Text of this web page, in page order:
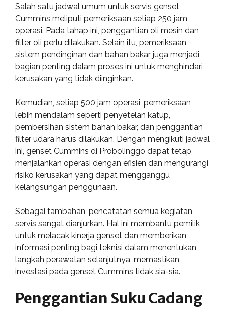
Salah satu jadwal umum untuk servis genset
Cummins meliputi pemeriksaan setiap 250 jam
operasi. Pada tahap ini, penggantian oli mesin dan
filter oli perlu dilakukan. Selain itu, pemeriksaan
sistem pendinginan dan bahan bakar juga menjadi
bagian penting dalam proses ini untuk menghindari
kerusakan yang tidak diinginkan.
Kemudian, setiap 500 jam operasi, pemeriksaan
lebih mendalam seperti penyetelan katup,
pembersihan sistem bahan bakar, dan penggantian
filter udara harus dilakukan. Dengan mengikuti jadwal
ini, genset Cummins di Probolinggo dapat tetap
menjalankan operasi dengan efisien dan mengurangi
risiko kerusakan yang dapat mengganggu
kelangsungan penggunaan.
Sebagai tambahan, pencatatan semua kegiatan
servis sangat dianjurkan. Hal ini membantu pemilik
untuk melacak kinerja genset dan memberikan
informasi penting bagi teknisi dalam menentukan
langkah perawatan selanjutnya, memastikan
investasi pada genset Cummins tidak sia-sia.
Penggantian Suku Cadang